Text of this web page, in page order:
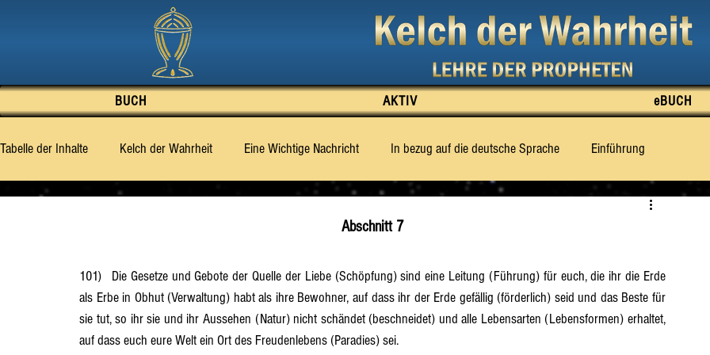
BUCH AKTIV eBUCH
Tabelle der Inhalte Kelch der Wahrheit Eine Wichtige Nachricht In bezug auf die deutsche Sprache Einführung
Was für das Dritte Jahrtausend prop
‹Billy› Eduard Albert Meier [BEAM] Abschnitt 1 Abschnitt 2 Abschnitt 3 Abschnitt 4 Abschnitt 5
Abschnitt 6 Abschnitt 7 Abschnitt 8 Abschnitt 9 Abschnitt 10
Abschnitt 7
101)	Die Gesetze und Gebote der Quelle der Liebe (Schöpfung) sind eine Leitung (Führung) für euch, die ihr die Erde
als Erbe in Obhut (Verwaltung) habt als ihre Bewohner, auf dass ihr der Erde gefällig (förderlich) seid und das Beste für
sie tut, so ihr sie und ihr Aussehen (Natur) nicht schändet (beschneidet) und alle Lebensarten (Lebensformen) erhaltet,
auf dass euch eure Welt ein Ort des Freudenlebens (Paradies) sei.